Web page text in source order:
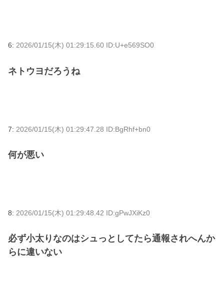
6: 2026/01/15(木) 01:29:15.60 ID:U+e569SO0
ネトウヨだろうね
7: 2026/01/15(木) 01:29:47.28 ID:BgRhf+bn0
何が悪い
8: 2026/01/15(木) 01:29:48.42 ID:gPwJXiKz0
必ず小太りなのはシュっとしてたら通報されへんか
らに違いない